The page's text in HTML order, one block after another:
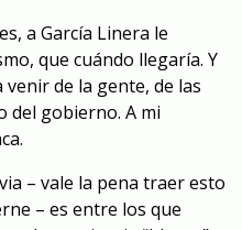
a García Linera le
que cuándo llegaría. Y
de la gente, de las
del gobierno. A mi
– vale la pena traer esto
– es entre los que